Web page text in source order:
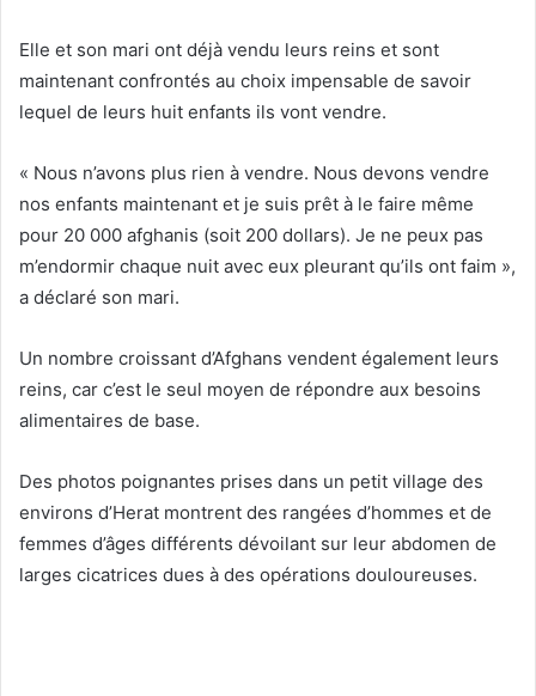
Elle et son mari ont déjà vendu leurs reins et sont
maintenant confrontés au choix impensable de savoir
lequel de leurs huit enfants ils vont vendre.
« Nous n’avons plus rien à vendre. Nous devons vendre
nos enfants maintenant et je suis prêt à le faire même
pour 20 000 afghanis (soit 200 dollars). Je ne peux pas
m’endormir chaque nuit avec eux pleurant qu’ils ont faim »,
a déclaré son mari.
Un nombre croissant d’Afghans vendent également leurs
reins, car c’est le seul moyen de répondre aux besoins
alimentaires de base.
Des photos poignantes prises dans un petit village des
environs d’Herat montrent des rangées d’hommes et de
femmes d’âges différents dévoilant sur leur abdomen de
larges cicatrices dues à des opérations douloureuses.